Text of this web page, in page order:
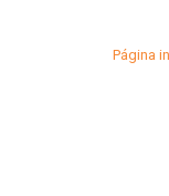
Página